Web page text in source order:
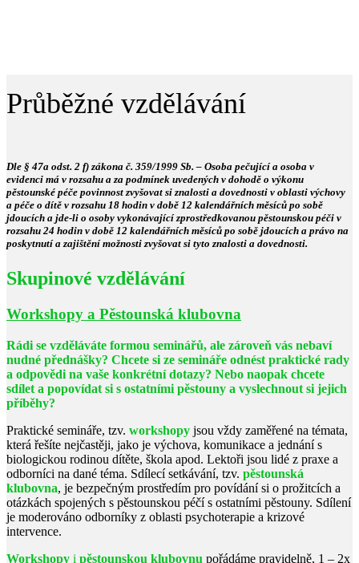
Průběžné vzdělávání
Dle § 47a odst. 2 f) zákona č. 359/1999 Sb. – Osoba pečující a osoba v
evidenci má v rozsahu a za podmínek uvedených v dohodě o výkonu
pěstounské péče povinnost zvyšovat si znalosti a dovednosti v oblasti výchovy
a péče o dítě v rozsahu 18 hodin v době 12 kalendářních měsíců po sobě
jdoucích a jde-li o osoby vykonávající zprostředkovanou pěstounskou péči v
rozsahu 24 hodin v době 12 kalendářních měsíců po sobě jdoucích a právo na
poskytnutí a zajištění možnosti zvyšovat si tyto znalosti a dovednosti.
Skupinové vzdělávání
Workshopy a Pěstounská klubovna
Rádi se vzděláváte formou seminářů, ale zároveň vás nebaví
nudné přednášky? Chcete si ze semináře odnést praktické rady
a odpovědi na vaše konkrétnídotazy? Nebo naopak chcete
sdílet a popovídat si s ostatními pěstouny a vyslechnout si jejich
příběhy?
Praktické semináře, tzv. workshopy jsou vždy zaměřené na témata,
která řešíte nejčastěji, jako je výchova, komunikace a jednání s
biologickou rodinou dítěte, škola apod. Lektoři jsou lidé z praxe a
odborníci na dané téma. Sdílecí setkávání, tzv. pěstounská
klubovna, je bezpečným prostředím pro povídání si o prožitcích a
otázkách spojených s pěstounskou péčí s ostatními pěstouny. Sdílení
je moderováno odborníky z oblasti psychoterapie a krizové
intervence.
Workshopy i pěstounskou klubovnu pořádáme pravidelně, 1 – 2x